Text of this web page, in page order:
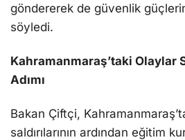
göndererek de güvenlik
söyledi.
Kahramanmaraş’taki Olaylar
Adımı
Bakan Çiftçi,
saldırılarının ardından eğitim